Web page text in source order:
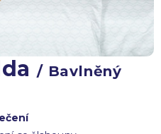
/ Bavlněný